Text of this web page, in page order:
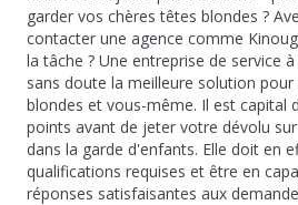
garder vos chères têtes blondes ?
contacter une agence comme
la tâche ? Une entreprise de service
sans doute la meilleure solution
blondes et vous-même. Il est capital
points avant de jeter votre dévolu
dans la garde d'enfants. Elle doit en
qualifications requises et être en
réponses satisfaisantes aux